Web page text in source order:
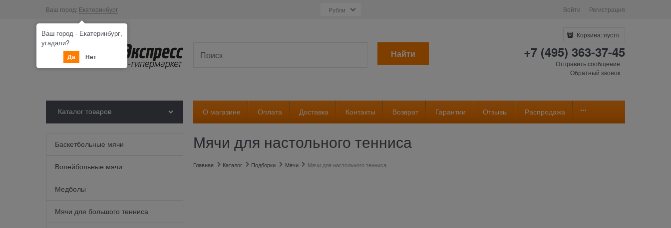
Ваш город: Екатеринбург Войти Регистрация
Найти
Корзина: пусто
+7 (495) 363-37-45
Отправить сообщение
Обратный звонок
Каталог товаров О магазине Оплата Доставка Контакты Возврат Гарантии Отзывы Распродажа
Баскетбольные мячи
Волейбольные мячи
Медболы
Мячи для большого тенниса
Мячи для настольного тенниса
Главная Каталог Подборки Мячи Мячи для настольного тенниса
Ваш город - Екатеринбург,
угадали?
Да Нет